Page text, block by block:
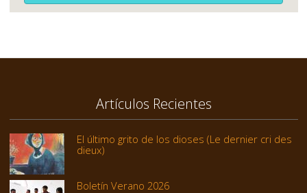
Artículos Recientes
El último grito de los dioses (Le dernier cri des
dieux)
Boletín Verano 2026